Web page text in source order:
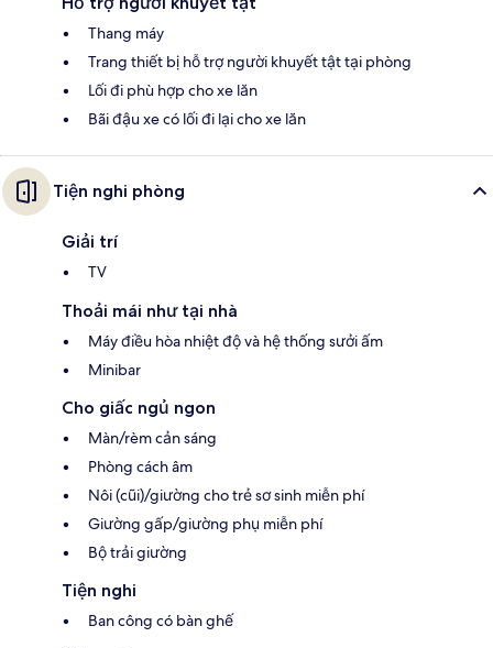
Thang máy
Trang thiết bị hỗ trợ người khuyết tật tại phòng
Lối đi phù hợp cho xe lăn
Bãi đậu xe có lối đi lại cho xe lăn
Tiện nghi phòng
Giải trí
TV
Thoải mái như tại nhà
Máy điều hòa nhiệt độ và hệ thống sưởi ấm
Minibar
Cho giấc ngủ ngon
Màn/rèm cản sáng
Phòng cách âm
Nôi (cũi)/giường cho trẻ sơ sinh miễn phí
Giường gấp/giường phụ miễn phí
Bộ trải giường
Tiện nghi
Ban công có bàn ghế